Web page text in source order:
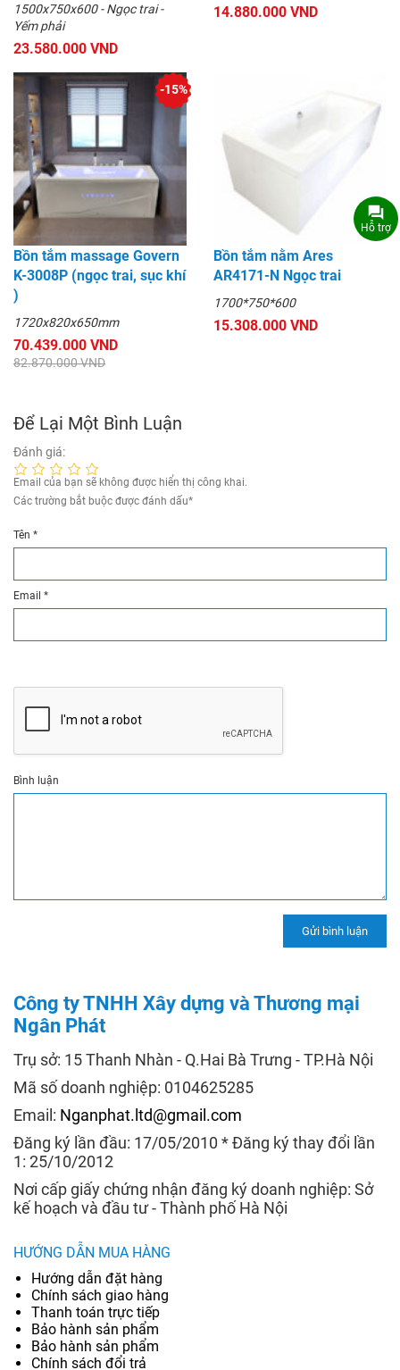
1500x750x600 - Ngọc trai -
Yếm phải
23.580.000 VND
14.880.000 VND
Bồn tắm massage Govern
K-3008P (ngọc trai, sục khí
)
1720x820x650mm
70.439.000 VND
82.870.000 VND
-15%
Bồn tắm nằm Ares
AR4171-N Ngọc trai
1700*750*600
15.308.000 VND
Để Lại Một Bình Luận
Đánh giá:
Email của bạn sẽ không được hiển thị công khai.
Các trường bắt buộc được đánh dấu*
Tên *
Email *
Bình luận
Công ty TNHH Xây dựng và Thương mại
Ngân Phát
Trụ sở: 15 Thanh Nhàn - Q.Hai Bà Trưng - TP.Hà Nội
Mã số doanh nghiệp: 0104625285
Email: Nganphat.ltd@gmail.com
Đăng ký lần đầu: 17/05/2010 * Đăng ký thay đổi lần
1: 25/10/2012
Nơi cấp giấy chứng nhận đăng ký doanh nghiệp: Sở
kế hoạch và đầu tư - Thành phố Hà Nội
HƯỚNG DẪN MUA HÀNG
Hướng dẫn đặt hàng
Chính sách giao hàng
Thanh toán trực tiếp
Bảo hành sản phẩm
Bảo hành sản phẩm
Chính sách đổi trả
Hỗ trợ